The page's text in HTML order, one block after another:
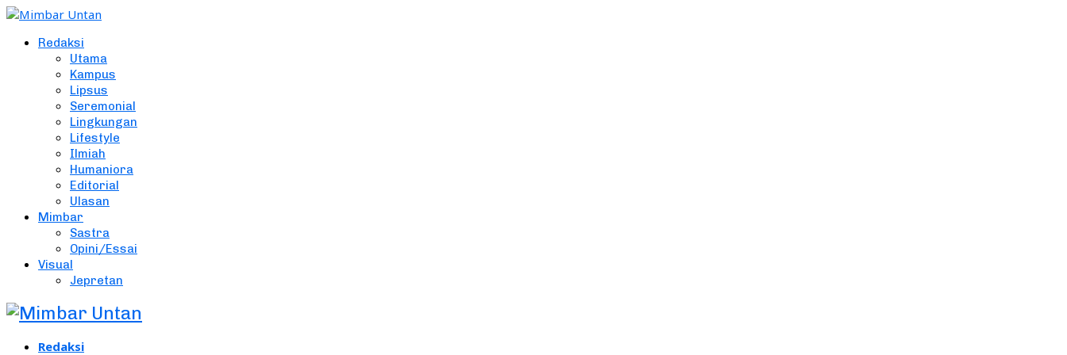
Redaksi
Utama
Kampus
Lipsus
Seremonial
Lingkungan
Lifestyle
Ilmiah
Humaniora
Editorial
Ulasan
Mimbar
Sastra
Opini/Essai
Visual
Jepretan
Redaksi